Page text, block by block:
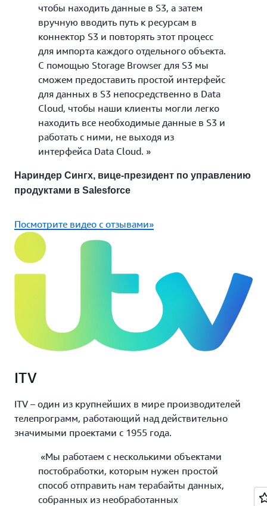
чтобы находить данные в S3, а затем
вручную вводить путь к ресурсам в
коннектор S3 и повторять этот процесс
для импорта каждого отдельного объекта.
С помощью Storage Browser для S3 мы
сможем предоставить простой интерфейс
для данных в S3 непосредственно в Data
Cloud, чтобы наши клиенты могли легко
находить все необходимые данные в S3 и
работать с ними, не выходя из
интерфейса Data Cloud. »
Нариндер Сингх, вице-президент по управлению
продуктами в Salesforce
Посмотрите видео с отзывами»
ITV
ITV – один из крупнейших в мире производителей
телепрограмм, работающий над действительно
значимыми проектами с 1955 года.
«Мы работаем с несколькими объектами
постобработки, которым нужен простой
способ отправить нам терабайты данных,
собранных из необработанных